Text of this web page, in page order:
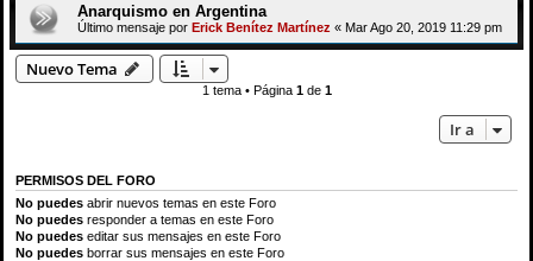
Anarquismo en Argentina
Último mensaje por Erick Benítez Martínez « Mar Ago 20, 2019 11:29 pm
Nuevo Tema
1 tema • Página 1de 1
Ir a
PERMISOS DEL FORO
No puedes abrir nuevos temas en este Foro
No puedes responder a temas en este Foro
No puedes editar sus mensajes en este Foro
No puedes borrar sus mensajes en este Foro